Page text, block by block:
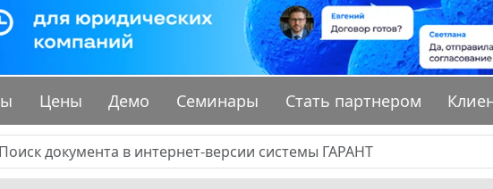
Цены Демо Семинары Стать партнером